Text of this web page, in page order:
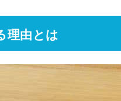
理由とは